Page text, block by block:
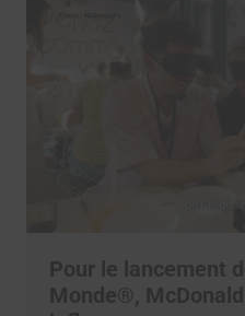
Pour le lancement
Monde®,